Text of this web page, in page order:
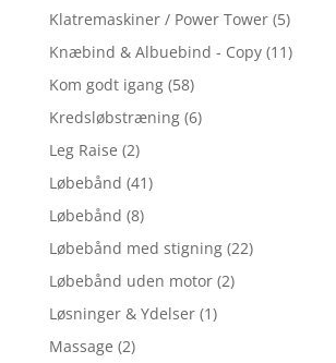
Klatremaskiner / Power Tower (5)
Knæbind & Albuebind - Copy (11)
Kom godt igang (58)
Kredsløbstræning (6)
Leg Raise (2)
Løbebånd (41)
Løbebånd (8)
Løbebånd med stigning (22)
Løbebånd uden motor (2)
Løsninger & Ydelser (1)
Massage (2)